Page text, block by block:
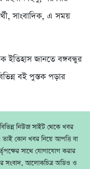
সাংবাদিক, এ সময়
ইতিহাস জানতে বঙ্গবন্ধুর
বই পুস্তক পড়ার
নিউজ সাইট থেকে খবর
তাই কোন খবর নিয়ে আপত্তি বা
সাথে যোগাযোগ করার
সংবাদ, আলোকচিত্র অডিও ও